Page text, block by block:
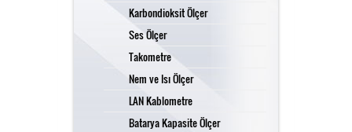
Kalibratör
Karbondioksit Ölçer
Karbondioksit Ölçer
Ses Ölçer
Takometre
Nem ve Isı Ölçer
LAN Kablometre
Batarya Kapasite Ölçer